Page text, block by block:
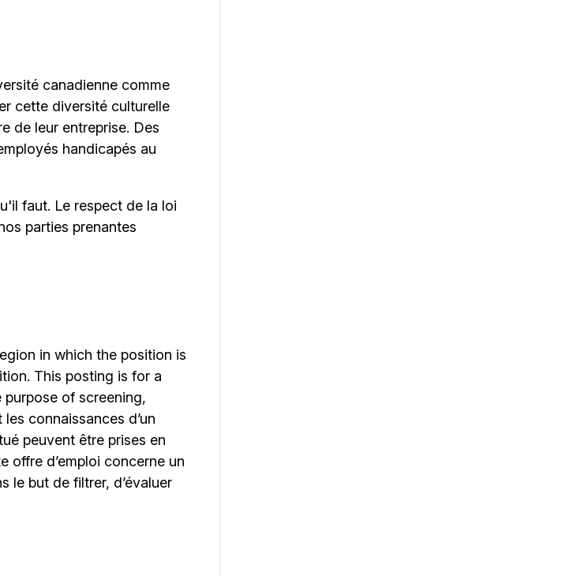
canadienne comme
cette diversité culturelle
de leur entreprise. Des
handicapés au
faut. Le respect de la loi
parties prenantes
in which the position is
This posting is for a
of screening,
connaissances d’un
peuvent être prises en
offre d’emploi concerne un
le but de filtrer, d’évaluer